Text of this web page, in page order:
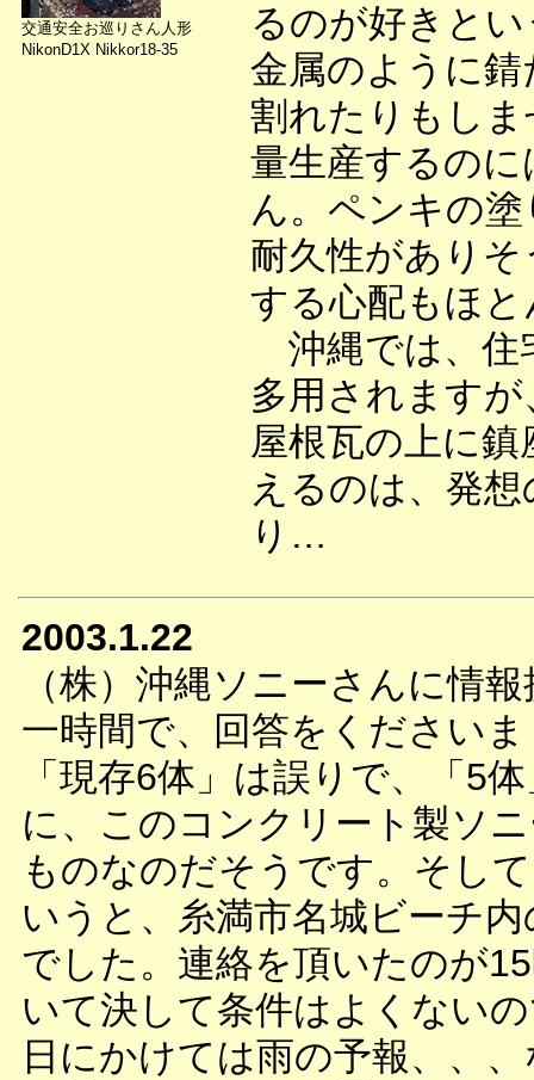
交通安全お巡りさん人形
NikonD1X Nikkor18-35
るのが好きと
金属のように
割れたりもし
量生産するの
ん。ペンキの
耐久性があり
する心配もほ
沖縄では、住
多用されます
屋根瓦の上に
えるのは、発
り…
2003.1.22
（株）沖縄ソニーさんに情
一時間で、回答をください
「現存6体」は誤りで、「5
に、このコンクリート製ソ
ものなのだそうです。そし
いうと、糸満市名城ビーチ
でした。連絡を頂いたのが
いて決して条件はよくない
日にかけては雨の予報、、